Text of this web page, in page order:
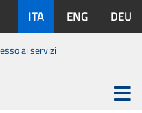
disponibili:
ITA ENG DEU
ai servizi
Apri
menu